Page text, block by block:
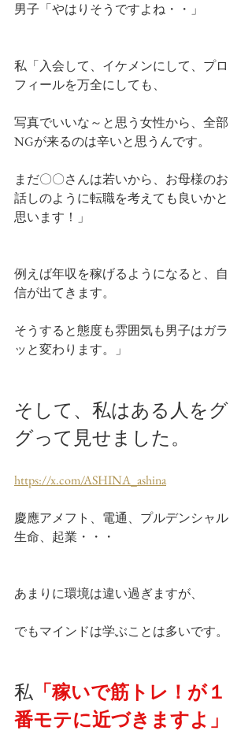
男子「やはりそうですよね・・」
私「入会して、イケメンにして、プロ
フィールを万全にしても、
写真でいいな～と思う女性から、全部
NGが来るのは辛いと思うんです。
まだ〇〇さんは若いから、お母様のお
話しのように転職を考えても良いかと
思います！」
例えば年収を稼げるようになると、自
信が出てきます。
そうすると態度も雰囲気も男子はガラ
ッと変わります。」
そして、私はある人をグ
グって見せました。
https://x.com/ASHINA_ashina
慶應アメフト、電通、プルデンシャル
生命、起業・・・
あまりに環境は違い過ぎますが、
でもマインドは学ぶことは多いです。
私 「稼いで筋トレ！が１
番モテに近づきますよ」